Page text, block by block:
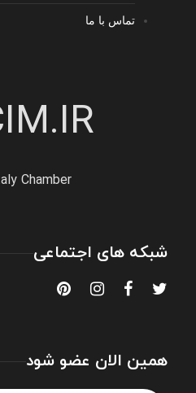
تماس با ما
Chamber
شبکه های اجتماعی
همین الان عضو شود